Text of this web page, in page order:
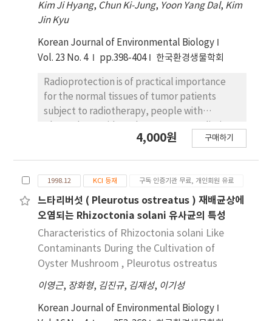
effects of β-endorphin by WBI. The results
demonstrate differential sensitivities of
opioid receptors to WBI, especially for µ- and
가 관찰되었다.
Kim Ji Hyang, Chun Ki-Jung, Yoon Yang Dal, Kim
Jin Kyu
Korean Journal of Environmental Biology
Vol. 23 No. 4
pp.398-404 한국환경생물학회
Radioprotection is of practical importance
for the normal tissues of tumor patients
subject to radiotherapy, people with
and the public and radiation workers. Since
4,000원 구매하기
1998.12 KCI 등재 구독 인증기관 무료, 개인회원 유료
느타리버섯 ( Pleurotus ostreatus ) 재배균상에
오염되는 Rhizoctonia solani 유사균의 특성
Characteristics of Rhizoctonia solani Like
Contaminants During the Cultivation of
Oyster Mushroom , Pleurotus ostreatus
이영근, 장화형, 김진규, 김재성, 이기성
Korean Journal of Environmental Biology